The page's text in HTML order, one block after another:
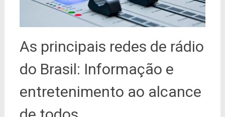
As principais redes de rádio
do Brasil: Informação e
entretenimento ao alcance